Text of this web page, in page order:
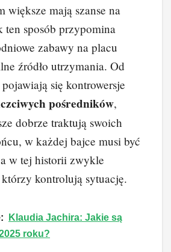
większe mają szanse na
ten sposób przypomina
zabawy na placu
źródło utrzymania. Od
się kontrowersje
pośredników,
dobrze traktują swoich
w każdej bajce musi być
w tej historii zwykle
kontrolują sytuację.
Klaudia Jachira: Jakie są
roku?